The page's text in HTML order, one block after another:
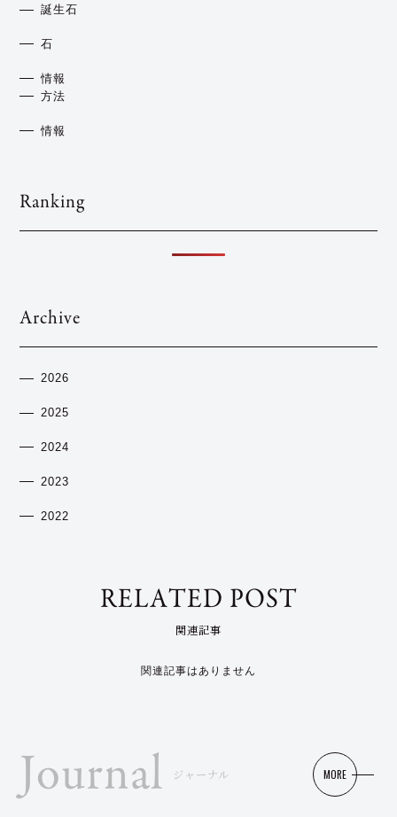
誕生石
石
情報
方法
情報
Ranking
Archive
2026
2025
2024
2023
2022
RELATED POST
関連記事
関連記事はありません
Journal ジャーナル MORE